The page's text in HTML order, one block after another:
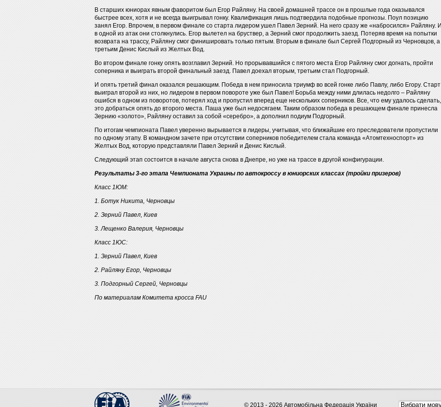
В старших юниорах явным фаворитом был Егор Райляну. На своей домашней трассе он в прошлые года оказывался
быстрее всех, хотя и не всегда выигрывал гонку. Квалификация лишь подтвердила подобные прогнозы. Поул позицию
занял Егор. Впрочем, в первом финале со старта лидером ушел Павел Зерний. На него сразу же «набросился» Райляну.
в одной из атак они столкнулись. Егор вылетел на бруствер, а Зерний смог продолжить заезд. Потеряв время на попытки
возврата на трассу, Райляну смог финишировать только пятым. Вторым в финале был Сергей Подгорный из Черновцов, а
третьим Денис Кислый из Желтых Вод.
Во втором финале гонку опять возглавил Зерний. Но прорывавшийся с пятого места Егор Райляну смог догнать, пройти
соперника и выиграть второй финальный заезд. Павел доехал вторым, третьим стал Подгорный.
И опять третий финал оказался решающим. Победа в нем приносила триумф во всей гонке либо Павлу, либо Егору. Старт
выиграл второй из них, но лидером в первом повороте уже был Павел! Борьба между ними длилась недолго – Райляну
ошибся в одном из поворотов, потерял ход и пропустил вперед еще нескольких соперников. Все, что ему удалось сделать,
это добраться опять до второго места. Паша уже был недосягаем. Таким образом победа в решающем финале принесла
Зернию «золото», Райляну оставил за собой «серебро», а дополнил подиум Подгорный.
По итогам чемпионата Павел уверенно вырывается в лидеры, учитывая, что ближайшие его преследователи пропустили
по одному этапу. В командном зачете при отсутствии соперников победителем стала команда «Атомтехноспорт» из
Желтых Вод, которую представляли Павел Зерний и Денис Кислый.
Следующий этап состоится в начале августа снова в Днепре, но уже на трассе в другой конфигурации.
Результаты 3-го этапа Чемпионата Украины по автокроссу в юниорских классах (тройки призеров)
Класс 1ЮМ:
1. Ботук Никита, Черновцы
2. Зерний Павел, Киев
3. Лещенко Валерия, Черновцы
Класс 1ЮС:
1. Зерний Павел, Киев
2. Райляну Егор, Черновцы
3. Подгорный Сергей, Черновцы
По материалам Комитета кросса FAU
© 2013 - 2026 Автомобільна Федерація України